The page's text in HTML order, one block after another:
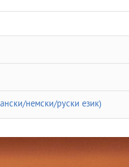
немски/руски език)